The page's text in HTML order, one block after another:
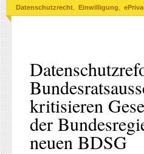
Datenschutzrecht, Einwilligung,
kritisieren
der
neuen BDSG